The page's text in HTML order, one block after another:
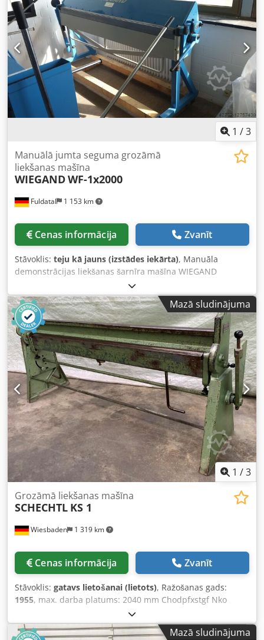
Svars: 290 kg Nepārtraukta plakana augšējā sliede
Pārvietojama Manuāla griešanas ierīce
1 /3
Fuldatal 1 153 km
Manuālā jumta seguma grozāmā
liekšanas mašīna
WIEGANDWF-1x2000
Cenas informācija Zvanīt
Stāvoklis: teju kā jauns (izstādes iekārta), Manuāla
demonstrācijas liekšanas šarnīra mašīna WIEGAND
Liekšanas garums: 2020 mm Csdpfepgmq Usx Acisha
Liekšanas jauda: 1,0 mm Maksimālais liekšanas leņķis: 0 –
135° Svars: 325 kg Papildaprīkojums: Rullveida šķēres
Šķēru griešanas jauda: Griešanas garums: 1600 mm
Loksnes biezums līdz 400N/mm² izturībai: 0,8 mm
Tehniskie dati un izmēri: kļūdas iespējamas Papildu
tehniskie dati skatāmi PDF dokumentā
Mazā sludinājuma
1 /3
Wiesbaden 1 319 km
Grozāmā liekšanas mašīna
SCHECHTL KS 1
Cenas informācija Zvanīt
Stāvoklis: gatavs lietošanai (lietots), Ražošanas gads:
1955, max. darba platums: 2040 mm Chodpfxstgf Nko
Acisa loksnēm līdz: 1 mm svars apmēram: 680 kg
uzstādīšanas izmēri: 2650 x 650 x 1180 mm
Mazā sludinājuma